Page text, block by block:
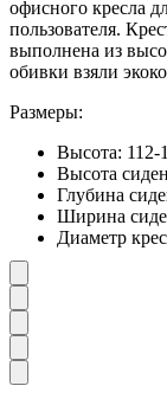
офисного кресла
пользователя.
выполнена из
обивки взяли
Размеры:
Высота: 112-
Высота
Глубина
Ширина
Диаметр